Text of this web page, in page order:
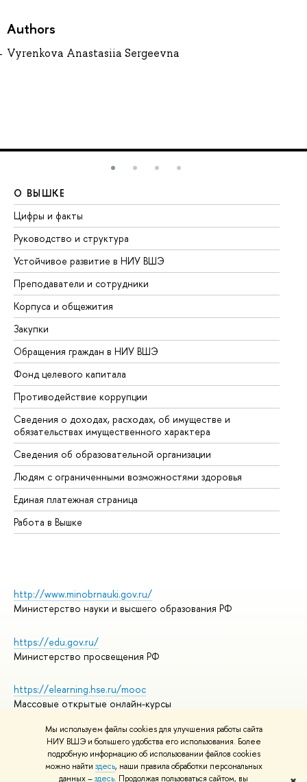
Мы используем файлы cookies для улучшения работы сайта
НИУ ВШЭ и большего удобства его использования. Более
подробную информацию об использовании файлов cookies
можно найти здесь, наши правила обработки персональных
данных –здесь. Продолжая пользоваться сайтом, вы
Authors
Vyrenkova Anastasiia Sergeevna
О ВЫШКЕ
Цифры и факты
Руководство и структура
Устойчивое развитие в НИУ ВШЭ
Преподаватели и сотрудники
Корпуса и общежития
Закупки
Обращения граждан в НИУ ВШЭ
Фонд целевого капитала
Противодействие коррупции
Сведения о доходах, расходах, об имуществе и
обязательствах имущественного характера
Сведения об образовательной организации
Людям с ограниченными возможностями здоровья
Единая платежная страница
Работа в Вышке
http://www.minobrnauki.gov.ru/
Министерство науки и высшего образования РФ
https://edu.gov.ru/
Министерство просвещения РФ
https://elearning.hse.ru/mooc
Массовые открытые онлайн-курсы
© НИУ ВШЭ 1993–2026
Адреса и контакты
Условия использования материалов